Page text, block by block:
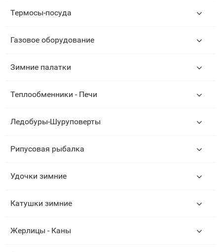
Термосы-посуда
Газовое оборудование
Зимние палатки
Теплообменники - Печи
Ледобуры-Шуруповерты
Рипусовая рыбалка
Удочки зимние
Катушки зимние
Жерлицы - Каны